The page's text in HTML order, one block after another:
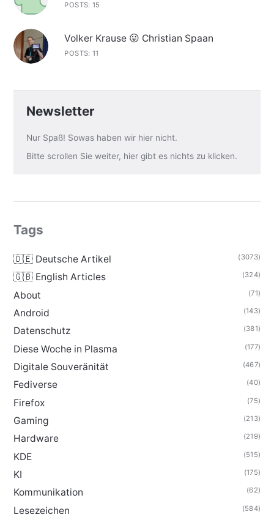
POSTS: 15
Volker Krause 😛 Christian Spaan
POSTS: 11
Newsletter
Nur Spaß! Sowas haben wir hier nicht.
Bitte scrollen Sie weiter, hier gibt es nichts zu klicken.
Tags
🇩🇪 Deutsche Artikel (3073)
🇬🇧 English Articles (324)
About (71)
Android (143)
Datenschutz (381)
Diese Woche in Plasma (177)
Digitale Souveränität (467)
Fediverse (40)
Firefox (75)
Gaming (213)
Hardware (219)
KDE (515)
KI (175)
Kommunikation (62)
Lesezeichen (584)